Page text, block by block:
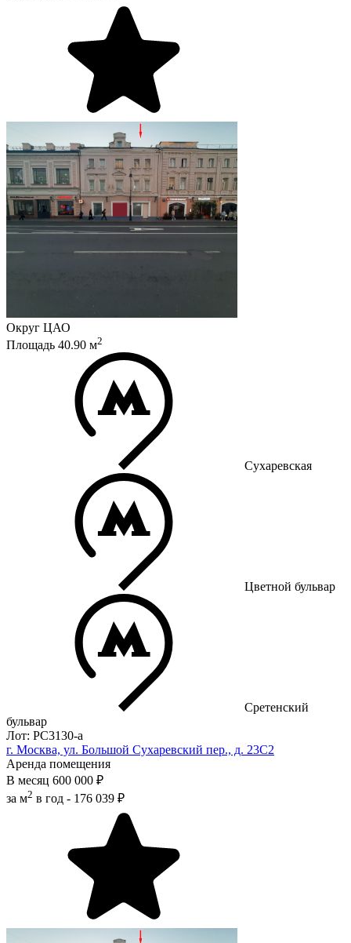
Округ ЦАО
Площадь 40.90 м2
Сухаревская
Цветной бульвар
Сретенский
бульвар
Лот: РС3130-a
г. Москва, ул. Большой Сухаревский пер., д. 23С2
Аренда помещения
В месяц 600 000 ₽
за м2 в год - 176 039 ₽